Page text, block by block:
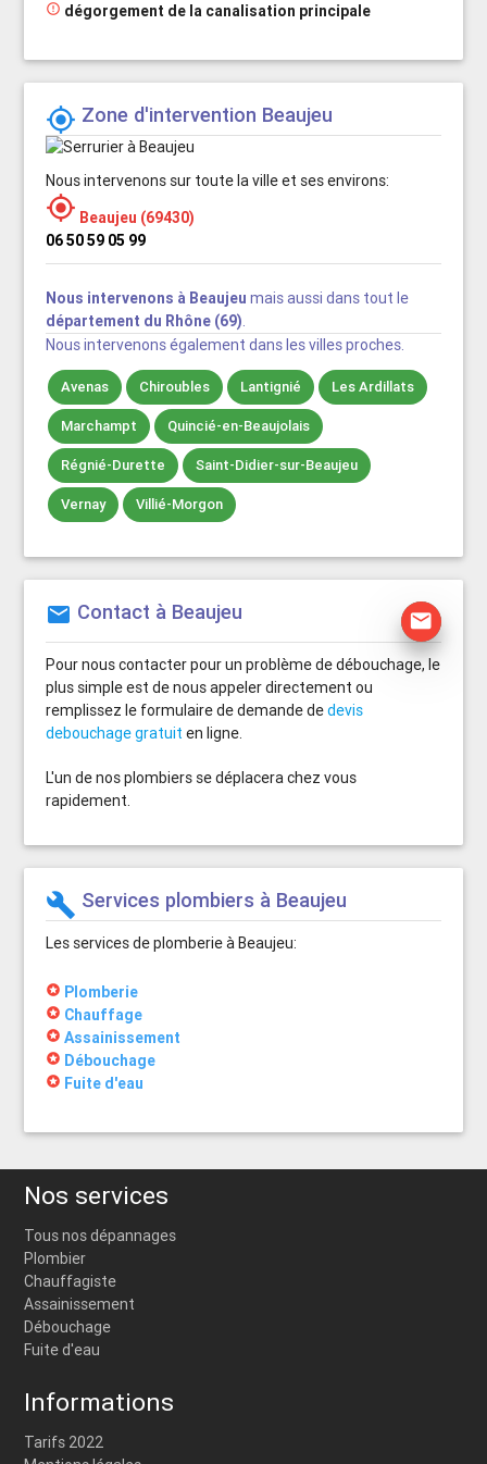
 dégorgement de la canalisation principale
 Zone d'intervention Beaujeu
Nous intervenons sur toute la ville et ses environs:
 Beaujeu (69430)
06 50 59 05 99
Nous intervenons à Beaujeu mais aussi dans tout le
département du Rhône (69).
Nous intervenons également dans les villes proches.
Avenas Chiroubles Lantignié Les Ardillats
Marchampt Quincié-en-Beaujolais
Régnié-Durette Saint-Didier-sur-Beaujeu
Vernay Villié-Morgon
mail Contact à Beaujeu mail
Pour nous contacter pour un problème de débouchage, le
plus simple est de nous appeler directement ou
remplissez le formulaire de demande dedevis
debouchage gratuit en ligne.
L'un de nos plombiers se déplacera chez vous
rapidement.
build Services plombiers à Beaujeu
Les services de plomberie à Beaujeu:
stars Plomberie
stars Chauffage
stars Assainissement
stars Débouchage
stars Fuite d'eau
Nos services
Tous nos dépannages
Plombier
Chauffagiste
Assainissement
Débouchage
Fuite d'eau
Informations
Tarifs 2022